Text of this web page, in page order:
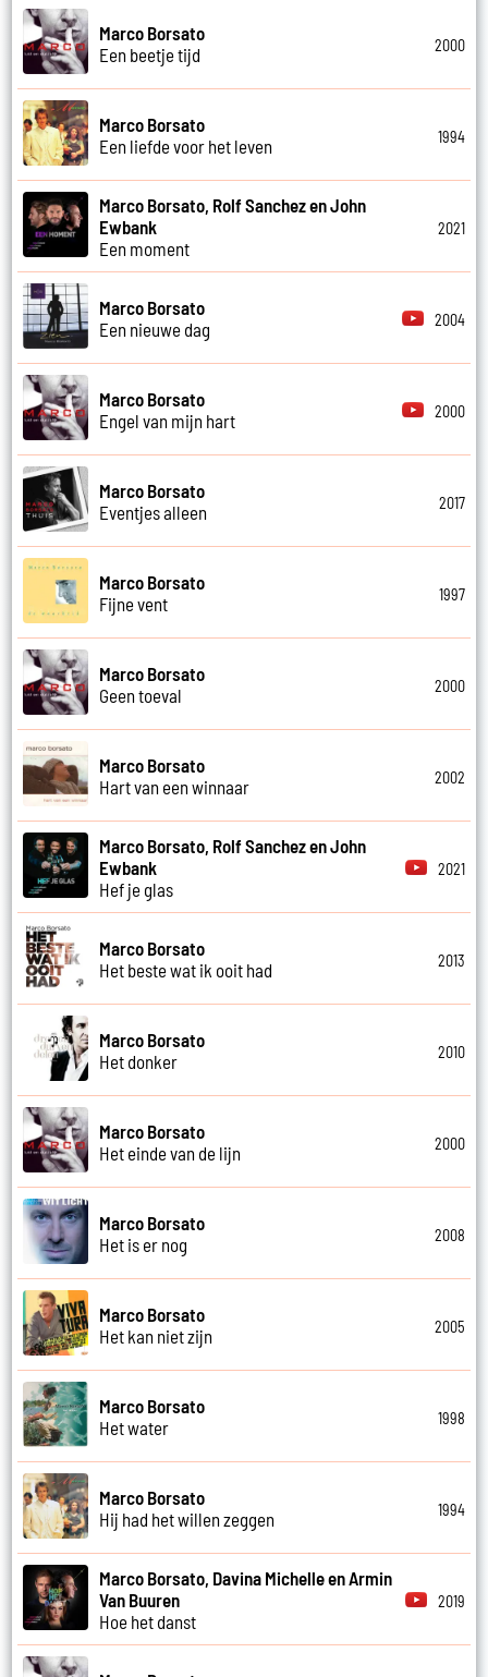
Marco Borsato
Een beetje tijd
2000
Marco Borsato
Een liefde voor het leven
1994
Marco Borsato, Rolf Sanchez en John
Ewbank
Een moment
2021
Marco Borsato
Een nieuwe dag
2004
Marco Borsato
Engel van mijn hart
2000
Marco Borsato
Eventjes alleen
2017
Marco Borsato
Fijne vent
1997
Marco Borsato
Geen toeval
2000
Marco Borsato
Hart van een winnaar
2002
Marco Borsato, Rolf Sanchez en John
Ewbank
Hef je glas
2021
Marco Borsato
Het beste wat ik ooit had
2013
Marco Borsato
Het donker
2010
Marco Borsato
Het einde van de lijn
2000
Marco Borsato
Het is er nog
2008
Marco Borsato
Het kan niet zijn
2005
Marco Borsato
Het water
1998
Marco Borsato
Hij had het willen zeggen
1994
Marco Borsato, Davina Michelle en Armin
Van Buuren
Hoe het danst
2019